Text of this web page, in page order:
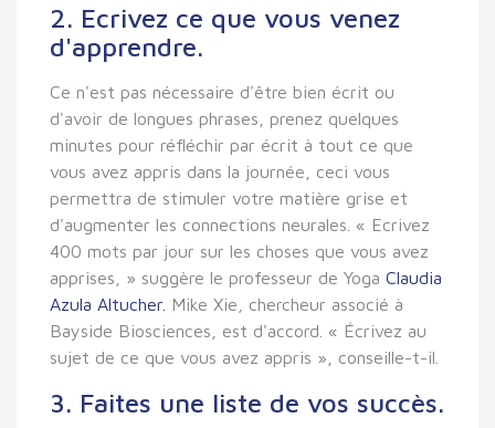
2. Ecrivez ce que vous venez
d'apprendre.
Ce n'est pas nécessaire d'être bien écrit ou
d'avoir de longues phrases, prenez quelques
minutes pour réfléchir par écrit à tout ce que
vous avez appris dans la journée, ceci vous
permettra de stimuler votre matière grise et
d'augmenter les connections neurales. « Ecrivez
400 mots par jour sur les choses que vous avez
apprises, » suggère le professeur de Yoga Claudia
Azula Altucher. Mike Xie, chercheur associé à
Bayside Biosciences, est d'accord. « Écrivez au
sujet de ce que vous avez appris », conseille-t-il.
3. Faites une liste de vos succès.